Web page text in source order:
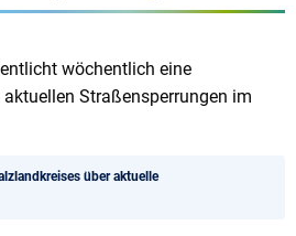
wöchentlich eine
Straßensperrungen im
über aktuelle